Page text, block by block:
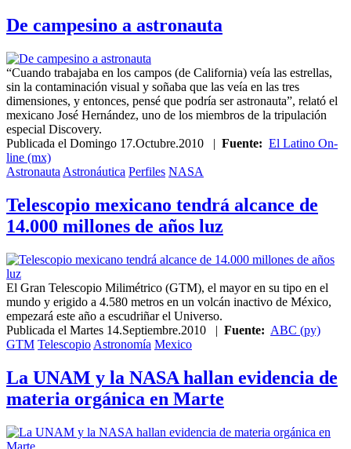
De campesino a astronauta
“Cuando trabajaba en los campos (de California) veía las estrellas,
sin la contaminación visual y soñaba que las veía en las tres
dimensiones, y entonces, pensé que podría ser astronauta”, relató el
mexicano José Hernández, uno de los miembros de la tripulación
especial Discovery.
Publicada el Domingo 17.Octubre.2010 | Fuente: El Latino On-
line (mx)
Astronauta Astronáutica Perfiles NASA
Telescopio mexicano tendrá alcance de
14.000 millones de años luz
El Gran Telescopio Milimétrico (GTM), el mayor en su tipo en el
mundo y erigido a 4.580 metros en un volcán inactivo de México,
empezará este año a escudriñar el Universo.
Publicada el Martes 14.Septiembre.2010 | Fuente: ABC (py)
GTM Telescopio Astronomía Mexico
La UNAM y la NASA hallan evidencia de
materia orgánica en Marte